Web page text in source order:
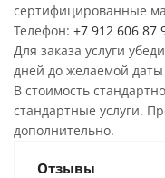
сертифицированные
Телефон: +7 912 606 87
Для заказа услуги
дней до желаемой даты
В стоимость
стандартные услуги.
дополнительно.
Отзывы